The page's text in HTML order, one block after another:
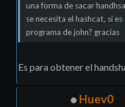
una forma de sacar
se necesita el hashcat, si
programa de john? gracias
Es para obtener el
Huev0